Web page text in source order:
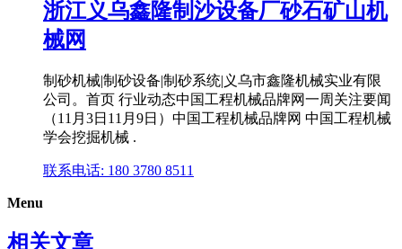
浙江义乌鑫隆制沙设备厂砂石矿山机
械网
制砂机械|制砂设备|制砂系统|义乌市鑫隆机械实业有限
公司。首页 行业动态中国工程机械品牌网一周关注要闻
（11月3日11月9日）中国工程机械品牌网 中国工程机械
学会挖掘机械 .
联系电话: 180 3780 8511
Menu
相关文章